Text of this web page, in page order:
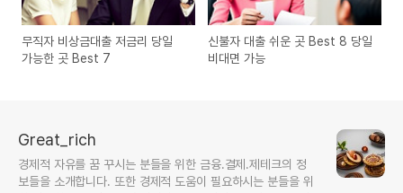
무직자 비상금대출 저금리 당일
가능한 곳 Best 7
신불자 대출 쉬운 곳 Best 8 당일
비대면 가능
Great_rich
경제적 자유를 꿈 꾸시는 분들을 위한 금융.결제.제테크의 정
보들을 소개합니다. 또한 경제적 도움이 필요하시는 분들을 위